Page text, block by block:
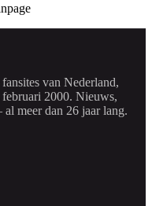
van Nederland,
2000. Nieuws,
meer dan 26 jaar lang.